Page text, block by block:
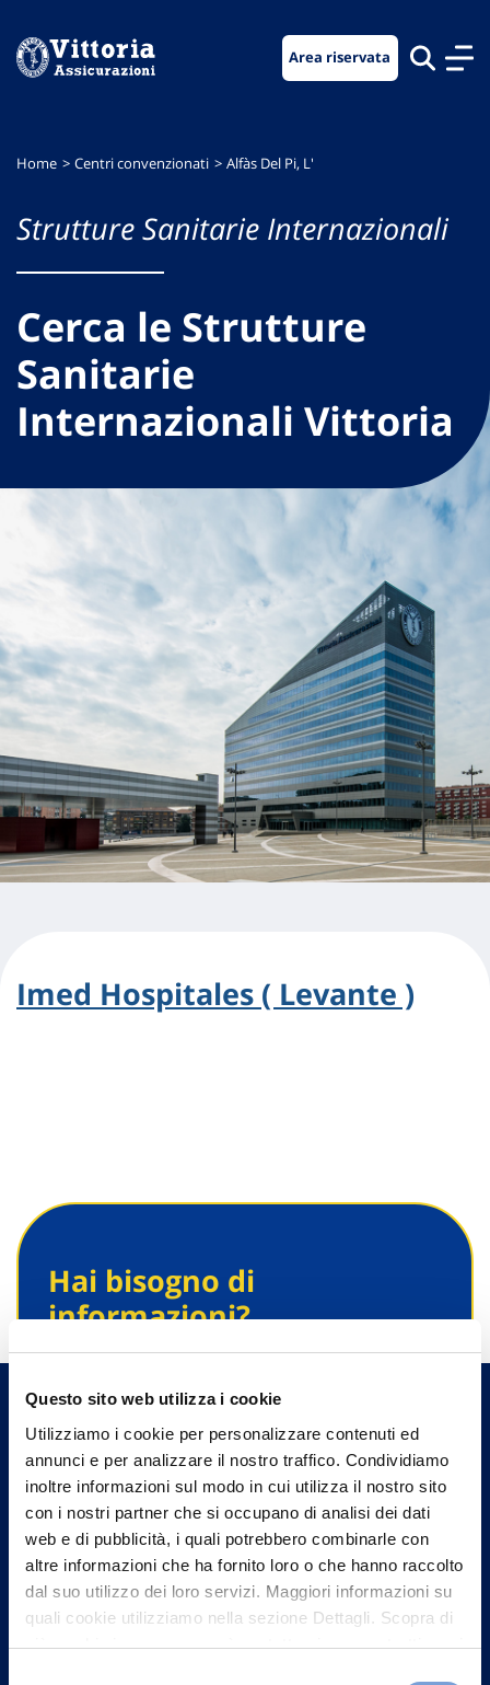
Questo sito web utilizza i cookie
Utilizziamo i cookie per personalizzare contenuti ed
annunci e per analizzare il nostro traffico. Condividiamo
inoltre informazioni sul modo in cui utilizza il nostro sito
con i nostri partner che si occupano di analisi dei dati
web e di pubblicità, i quali potrebbero combinarle con
altre informazioni che ha fornito loro o che hanno raccolto
dal suo utilizzo dei loro servizi. Maggiori informazioni su
quali cookie utilizziamo nella sezione Dettagli. Scopra di
più su chi siamo, come può contattarci e come trattiamo i
menu
contenuto
footer
Area riservata
Home Centri convenzionati Alfàs Del Pi, L'
Strutture Sanitarie Internazionali
Cerca le Strutture
Sanitarie
Internazionali Vittoria
Imed Hospitales ( Levante )
Hai bisogno di
informazioni?
Trova l'Agenzia più vicina a te e parla con
Contattaci